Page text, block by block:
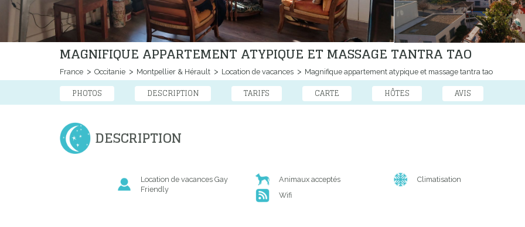
MAGNIFIQUE APPARTEMENT ATYPIQUE ET MASSAGE TANTRA TAO
France Occitanie Montpellier & Hérault Location de vacances Magnifique appartement atypique et massage tantra tao
PHOTOS DESCRIPTION TARIFS CARTE HÔTES AVIS
DESCRIPTION
Location de vacances Gay
Friendly
Animaux acceptés
Climatisation
Wifi